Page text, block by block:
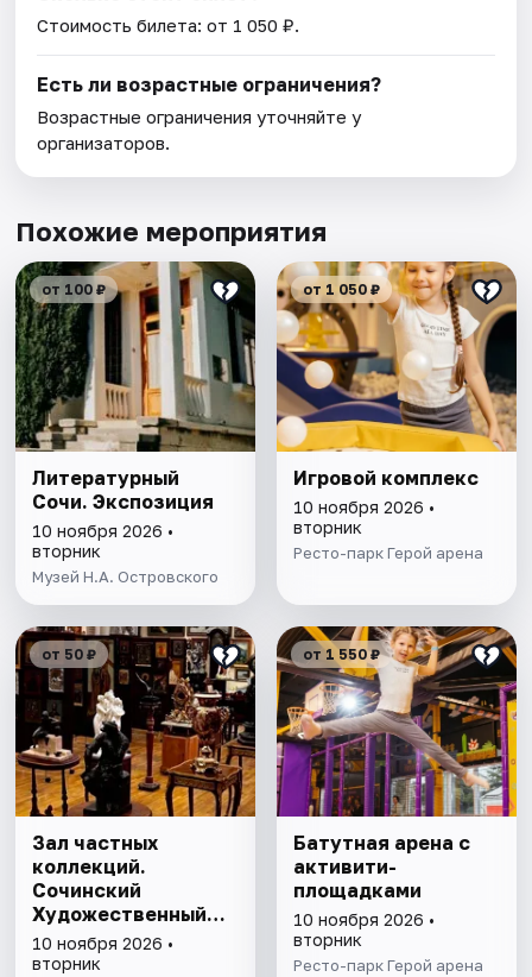
Стоимость билета: от 1 050 ₽.
Есть ли возрастные ограничения?
Возрастные ограничения уточняйте у
организаторов.
Похожие мероприятия
от 100 ₽
Литературный
Сочи. Экспозиция
10 ноября 2026 •
вторник
Музей Н.А. Островского
от 1 050 ₽
Игровой комплекс
10 ноября 2026 •
вторник
Ресто-парк Герой арена
от 50 ₽
Зал частных
коллекций.
Сочинский
Художественный
музей им. Д.Д.
Жилинского
10 ноября 2026 •
вторник
от 1 550 ₽
Батутная арена с
активити-
площадками
10 ноября 2026 •
вторник
Ресто-парк Герой арена